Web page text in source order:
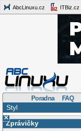
AbcLinuxu.cz ITBiz.cz
Poradna FAQ
Styl
×
Zprávičky